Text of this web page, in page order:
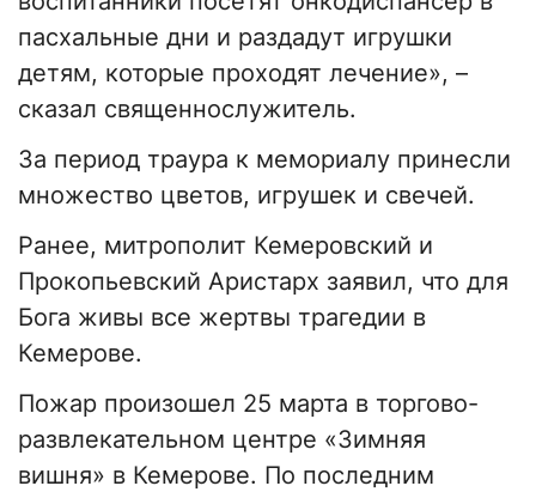
пасхальные дни и раздадут игрушки
детям, которые проходят лечение», –
сказал священнослужитель.
За период траура к мемориалу принесли
множество цветов, игрушек и свечей.
Ранее, митрополит Кемеровский и
Прокопьевский Аристарх заявил, что для
Бога живы все жертвы трагедии в
Кемерове.
Пожар произошел 25 марта в торгово-
развлекательном центре «Зимняя
вишня» в Кемерове. По последним